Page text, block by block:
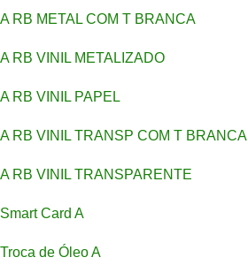
A RB METAL COM T BRANCA
A RB VINIL METALIZADO
A RB VINIL PAPEL
A RB VINIL TRANSP COM T BRANCA
A RB VINIL TRANSPARENTE
Smart Card A
Troca de Óleo A